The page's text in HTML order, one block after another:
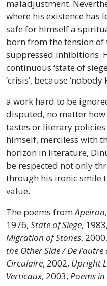
maladjustment.
where his existence has
safe for himself a
born from the tension
suppressed inhibitions.
continuous ‘state of
‘crisis’, because ‘nobody
a work hard to be
disputed, no matter
tastes or literary
himself, merciless with
horizon in literature,
be respected not only
through his ironic smile
value.
The poems fromApeiron
1976, State of Siege, 1983,
Migration of Stones,
the Other Side / De l’autre
Circulaire, 2002, Upright
Verticaux, 2003, Poems